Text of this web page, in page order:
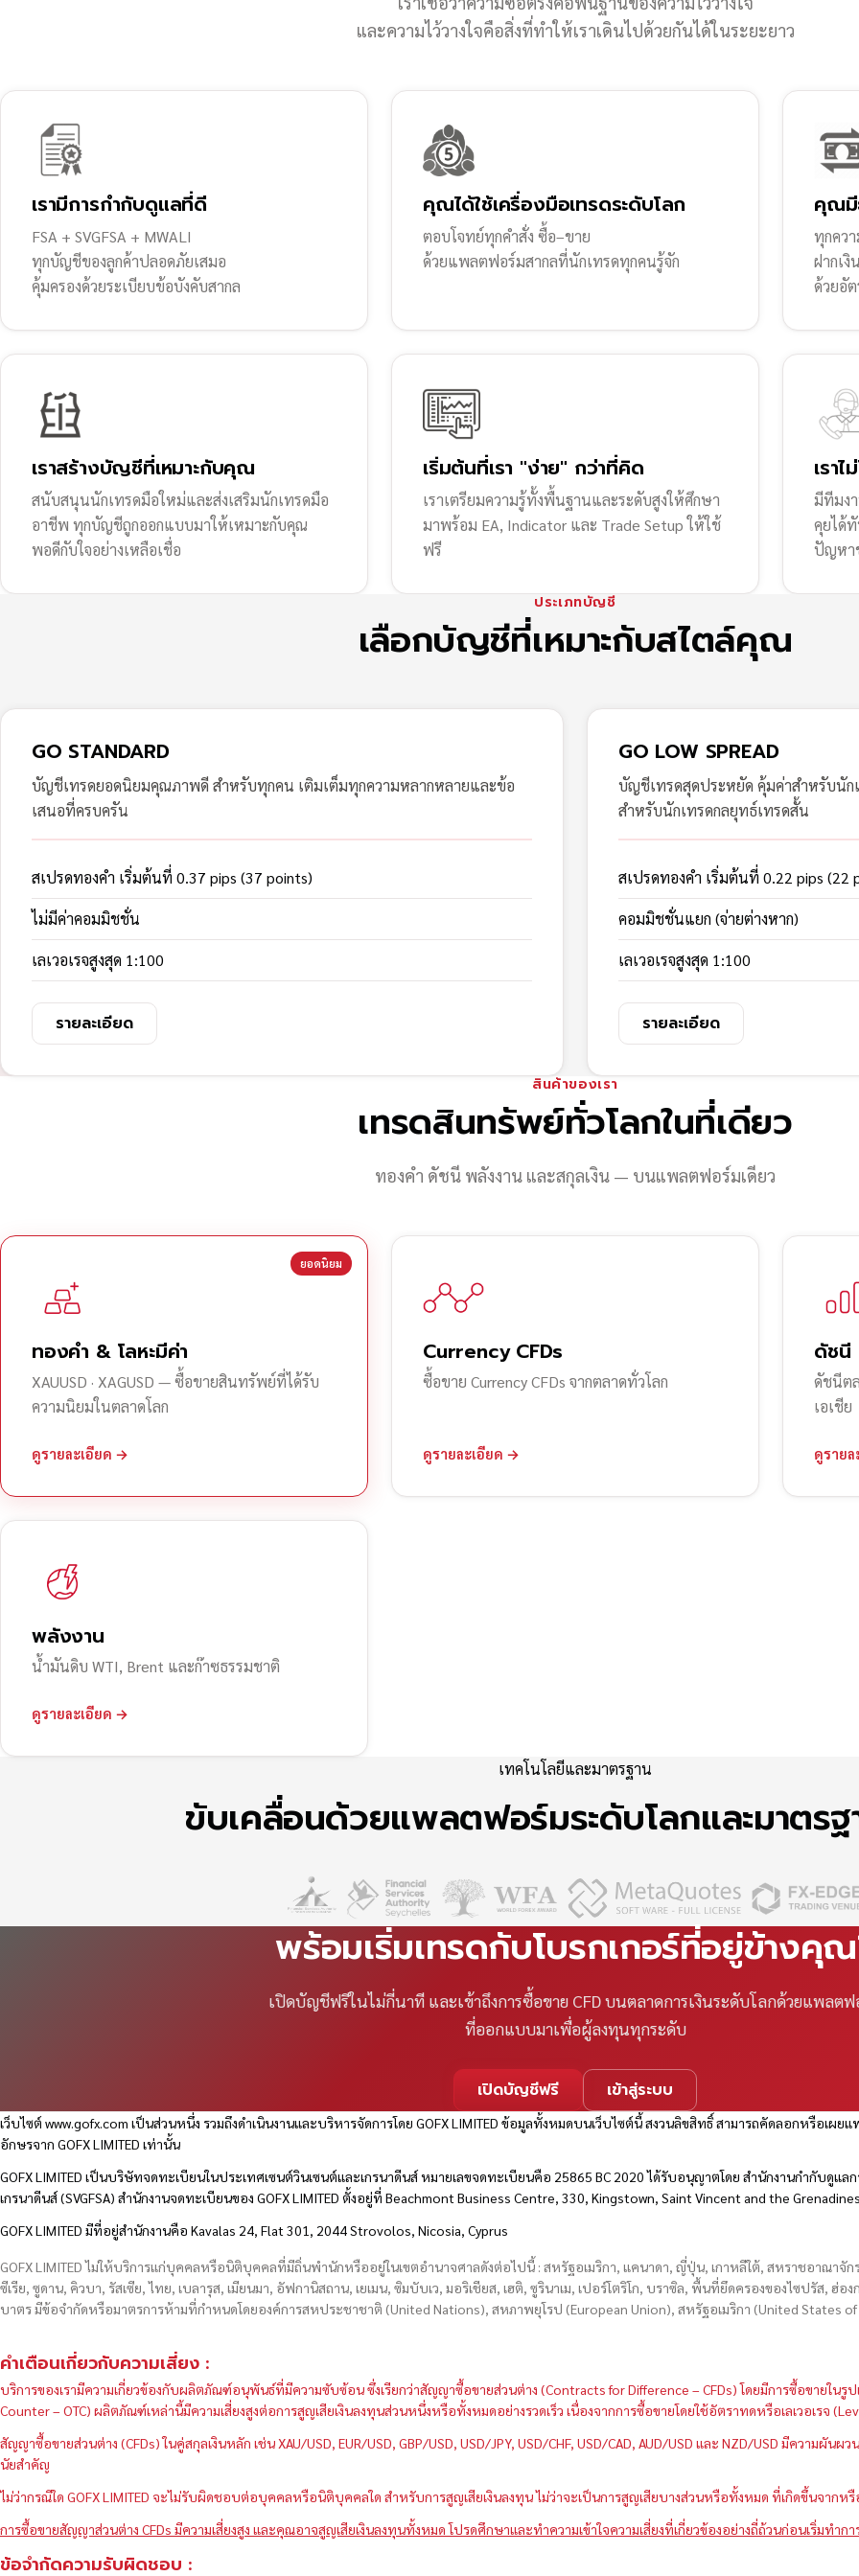
และความไว้วางใจคือสิ่งที่ทำให้เราเดินไปด้วยกันได้ในระยะยาว
เรามีการกำกับดูแลที่ดี
FSA + SVGFSA + MWALI
ทุกบัญชีของลูกค้าปลอดภัยเสมอ
คุ้มครองด้วยระเบียบข้อบังคับสากล
คุณได้ใช้เครื่องมือเทรดระดับโลก
ตอบโจทย์ทุกคำสั่ง ซื้อ–ขาย
ด้วยแพลตฟอร์มสากลที่นักเทรดทุกคนรู้จัก
คุณมี
ทุกควา
ฝากเงิ
ด้วยอั
เราสร้างบัญชีที่เหมาะกับคุณ
สนับสนุนนักเทรดมือใหม่และส่งเสริมนักเทรดมือ
อาชีพ ทุกบัญชีถูกออกแบบมาให้เหมาะกับคุณ
พอดีกับใจอย่างเหลือเชื่อ
เริ่มต้นที่เรา "ง่าย" กว่าที่คิด
เราเตรียมความรู้ทั้งพื้นฐานและระดับสูงให้ศึกษา
มาพร้อม EA, Indicator และ Trade Setup ให้ใช้
ฟรี
เรา
มีทีมง
คุยได้
ปัญหา
ประเภทบัญชี
เลือกบัญชีที่เหมาะกับสไตล์คุณ
GO STANDARD
บัญชีเทรดยอดนิยมคุณภาพดี สำหรับทุกคน เติมเต็มทุกความหลากหลายและข้อ
เสนอที่ครบครัน
สเปรดทองคำ เริ่มต้นที่ 0.37 pips (37 points)
ไม่มีค่าคอมมิชชั่น
เลเวอเรจสูงสุด 1:100
รายละเอียด
GO LOW SPREAD
บัญชีเทรดสุดประหยัด คุ้มค่าสำหรับนัก
สำหรับนักเทรดกลยุทธ์เทรดสั้น
สเปรดทองคำ เริ่มต้นที่ 0.22 pips (22
คอมมิชชั่นแยก (จ่ายต่างหาก)
เลเวอเรจสูงสุด 1:100
รายละเอียด
สินค้าของเรา
เทรดสินทรัพย์ทั่วโลกในที่เดียว
ทองคำ ดัชนี พลังงาน และสกุลเงิน — บนแพลตฟอร์มเดียว
ยอดนิยม
ทองคำ & โลหะมีค่า
XAUUSD · XAGUSD — ซื้อขายสินทรัพย์ที่ได้รับ
ความนิยมในตลาดโลก
ดูรายละเอียด →
Currency CFDs
ซื้อขาย Currency CFDs จากตลาดทั่วโลก
ดูรายละเอียด →
ดัชนี
ดัชนีต
เอเชีย
ดูราย
พลังงาน
น้ำมันดิบ WTI, Brent และก๊าซธรรมชาติ
ดูรายละเอียด →
เทคโนโลยีและมาตรฐาน
ขับเคลื่อนด้วยแพลตฟอร์มระดับโลกและมาตรฐ
พร้อมเริ่มเทรดกับโบรกเกอร์ที่อยู่ข้างคุ
เปิดบัญชีฟรีในไม่กี่นาที และเข้าถึงการซื้อขาย CFD บนตลาดการเงินระดับโลกด้วยแพลตฟ
ที่ออกแบบมาเพื่อผู้ลงทุนทุกระดับ
เปิดบัญชีฟรี เข้าสู่ระบบ
เว็บไซต์www.gofx.com เป็นส่วนหนึ่ง รวมถึงดำเนินงานและบริหารจัดการโดย GOFX LIMITED ข้อมูลทั้งหมดบนเว็บไซต์นี้ สงวนลิขสิทธิ์ สามารถคัดลอกหรือเผ
อักษรจาก GOFX LIMITED เท่านั้น
GOFX LIMITED เป็นบริษัทจดทะเบียนในประเทศเซนต์วินเซนต์และเกรนาดีนส์ หมายเลขจดทะเบียนคือ 25865 BC 2020 ได้รับอนุญาตโดย สำนักงานกำกับดูแล
เกรนาดีนส์ (SVGFSA) สำนักงานจดทะเบียนของ GOFX LIMITED ตั้งอยู่ที่ Beachmont Business Centre, 330, Kingstown, Saint Vincent and the Grenadines
GOFX LIMITED มีที่อยู่สำนักงานคือ Kavalas 24, Flat 301, 2044 Strovolos, Nicosia, Cyprus
GOFX LIMITED ไม่ให้บริการแก่บุคคลหรือนิติบุคคลที่มีถิ่นพำนักหรืออยู่ในเขตอำนาจศาลดังต่อไปนี้ : สหรัฐอเมริกา, แคนาดา, ญี่ปุ่น, เกาหลีใต้, สหราชอาณาจั
ซีเรีย, ซูดาน, คิวบา, รัสเซีย, ไทย, เบลารุส, เมียนมา, อัฟกานิสถาน, เยเมน, ซิมบับเว, มอริเชียส, เฮติ, ซูรินาเม, เปอร์โตริโก, บราซิล, พื้นที่ยึดครองของไซปรัส, ฮ่อ
บาตร มีข้อจำกัดหรือมาตรการห้ามที่กำหนดโดยองค์การสหประชาชาติ (United Nations), สหภาพยุโรป (European Union), สหรัฐอเมริกา (United States
คำเตือนเกี่ยวกับความเสี่ยง :
บริการของเรามีความเกี่ยวข้องกับผลิตภัณฑ์อนุพันธ์ที่มีความซับซ้อน ซึ่งเรียกว่าสัญญาซื้อขายส่วนต่าง (Contracts for Difference – CFDs) โดยมีการซื้อขายใ
Counter – OTC) ผลิตภัณฑ์เหล่านี้มีความเสี่ยงสูงต่อการสูญเสียเงินลงทุนส่วนหนึ่งหรือทั้งหมดอย่างรวดเร็ว เนื่องจากการซื้อขายโดยใช้อัตราทดหรือเลเวอเรจ
สัญญาซื้อขายส่วนต่าง (CFDs) ในคู่สกุลเงินหลัก เช่น XAU/USD, EUR/USD, GBP/USD, USD/JPY, USD/CHF, USD/CAD, AUD/USD และ NZD/USD มีความผัน
นัยสำคัญ
ไม่ว่ากรณีใด GOFX LIMITED จะไม่รับผิดชอบต่อบุคคลหรือนิติบุคคลใด สำหรับการสูญเสียเงินลงทุน ไม่ว่าจะเป็นการสูญเสียบางส่วนหรือทั้งหมด ที่เกิดขึ้นจากหรื
การซื้อขายสัญญาส่วนต่าง CFDs มีความเสี่ยงสูง และคุณอาจสูญเสียเงินลงทุนทั้งหมด โปรดศึกษาและทำความเข้าใจความเสี่ยงที่เกี่ยวข้องอย่างถี่ถ้วนก่อนเริ่มทำกา
ข้อจำกัดความรับผิดชอบ :